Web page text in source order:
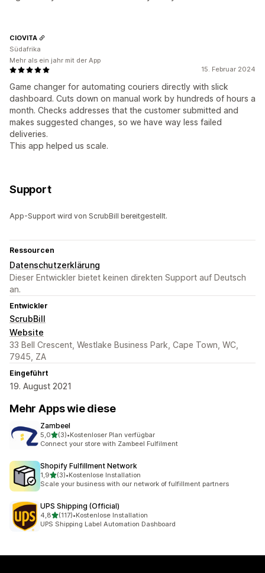
15. Februar 2024
Game changer for automating couriers directly with slick
dashboard. Cuts down on manual work by hundreds of hours a
month. Checks addresses that the customer submitted and
makes suggested changes, so we have way less failed
deliveries.
This app helped us scale.
CIOVITA
Südafrika
Mehr als ein jahr mit der App
Support
App-Support wird von ScrubBill bereitgestellt.
Ressourcen
Datenschutzerklärung
Dieser Entwickler bietet keinen direkten Support auf Deutsch
an.
Entwickler
ScrubBill
Website
33 Bell Crescent, Westlake Business Park, Cape Town, WC,
7945, ZA
Eingeführt
19. August 2021
Mehr Apps wie diese
Zambeel
5,0von 5 Sternen
(3)
3 Rezensionen insgesamt
•Kostenloser Plan verfügbar
Connect your store with Zambeel Fulfilment
Shopify Fulfillment Network
1,9von 5 Sternen
(3)
3 Rezensionen insgesamt
•Kostenlose Installation
Scale your business with our network of fulfillment partners
UPS Shipping (Official)
4,8von 5 Sternen
(117)
117 Rezensionen insgesamt
•Kostenlose Installation
UPS Shipping Label Automation Dashboard